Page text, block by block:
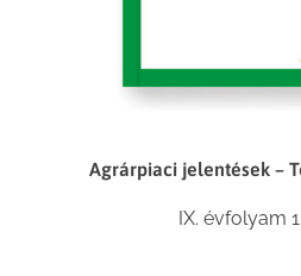
Agrárpiaci jelentések –
IX. évfolyam